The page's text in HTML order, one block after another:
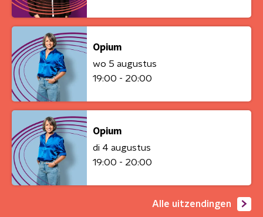
Opium
wo 5 augustus
19:00 - 20:00
Opium
di 4 augustus
19:00 - 20:00
Alle uitzendingen